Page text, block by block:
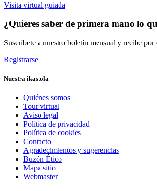
Visita virtual guiada
¿Quieres saber de primera mano lo
Suscríbete a nuestro boletín mensual y recibe
Registrarse
Nuestra ikastola
Quiénes somos
Tour virtual
Aviso legal
Política de privacidad
Política de cookies
Contacto
Agradecimientos y sugerencias
Buzón Ético
Mapa sitio
Webmaster